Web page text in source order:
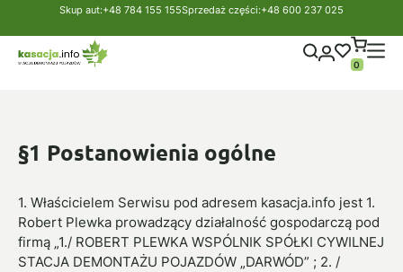
Skup aut:+48 784 155 155Sprzedaż części:+48 600 237 025
0
Strona główna Regulamin sklepu
Regulamin sklepu
§1 Postanowienia ogólne
1. Właścicielem Serwisu pod adresem kasacja.info jest 1.
Robert Plewka prowadzący działalność gospodarczą pod
firmą „1./ ROBERT PLEWKA WSPÓLNIK SPÓŁKI CYWILNEJ
STACJA DEMONTAŻU POJAZDÓW „DARWÓD” ; 2. /